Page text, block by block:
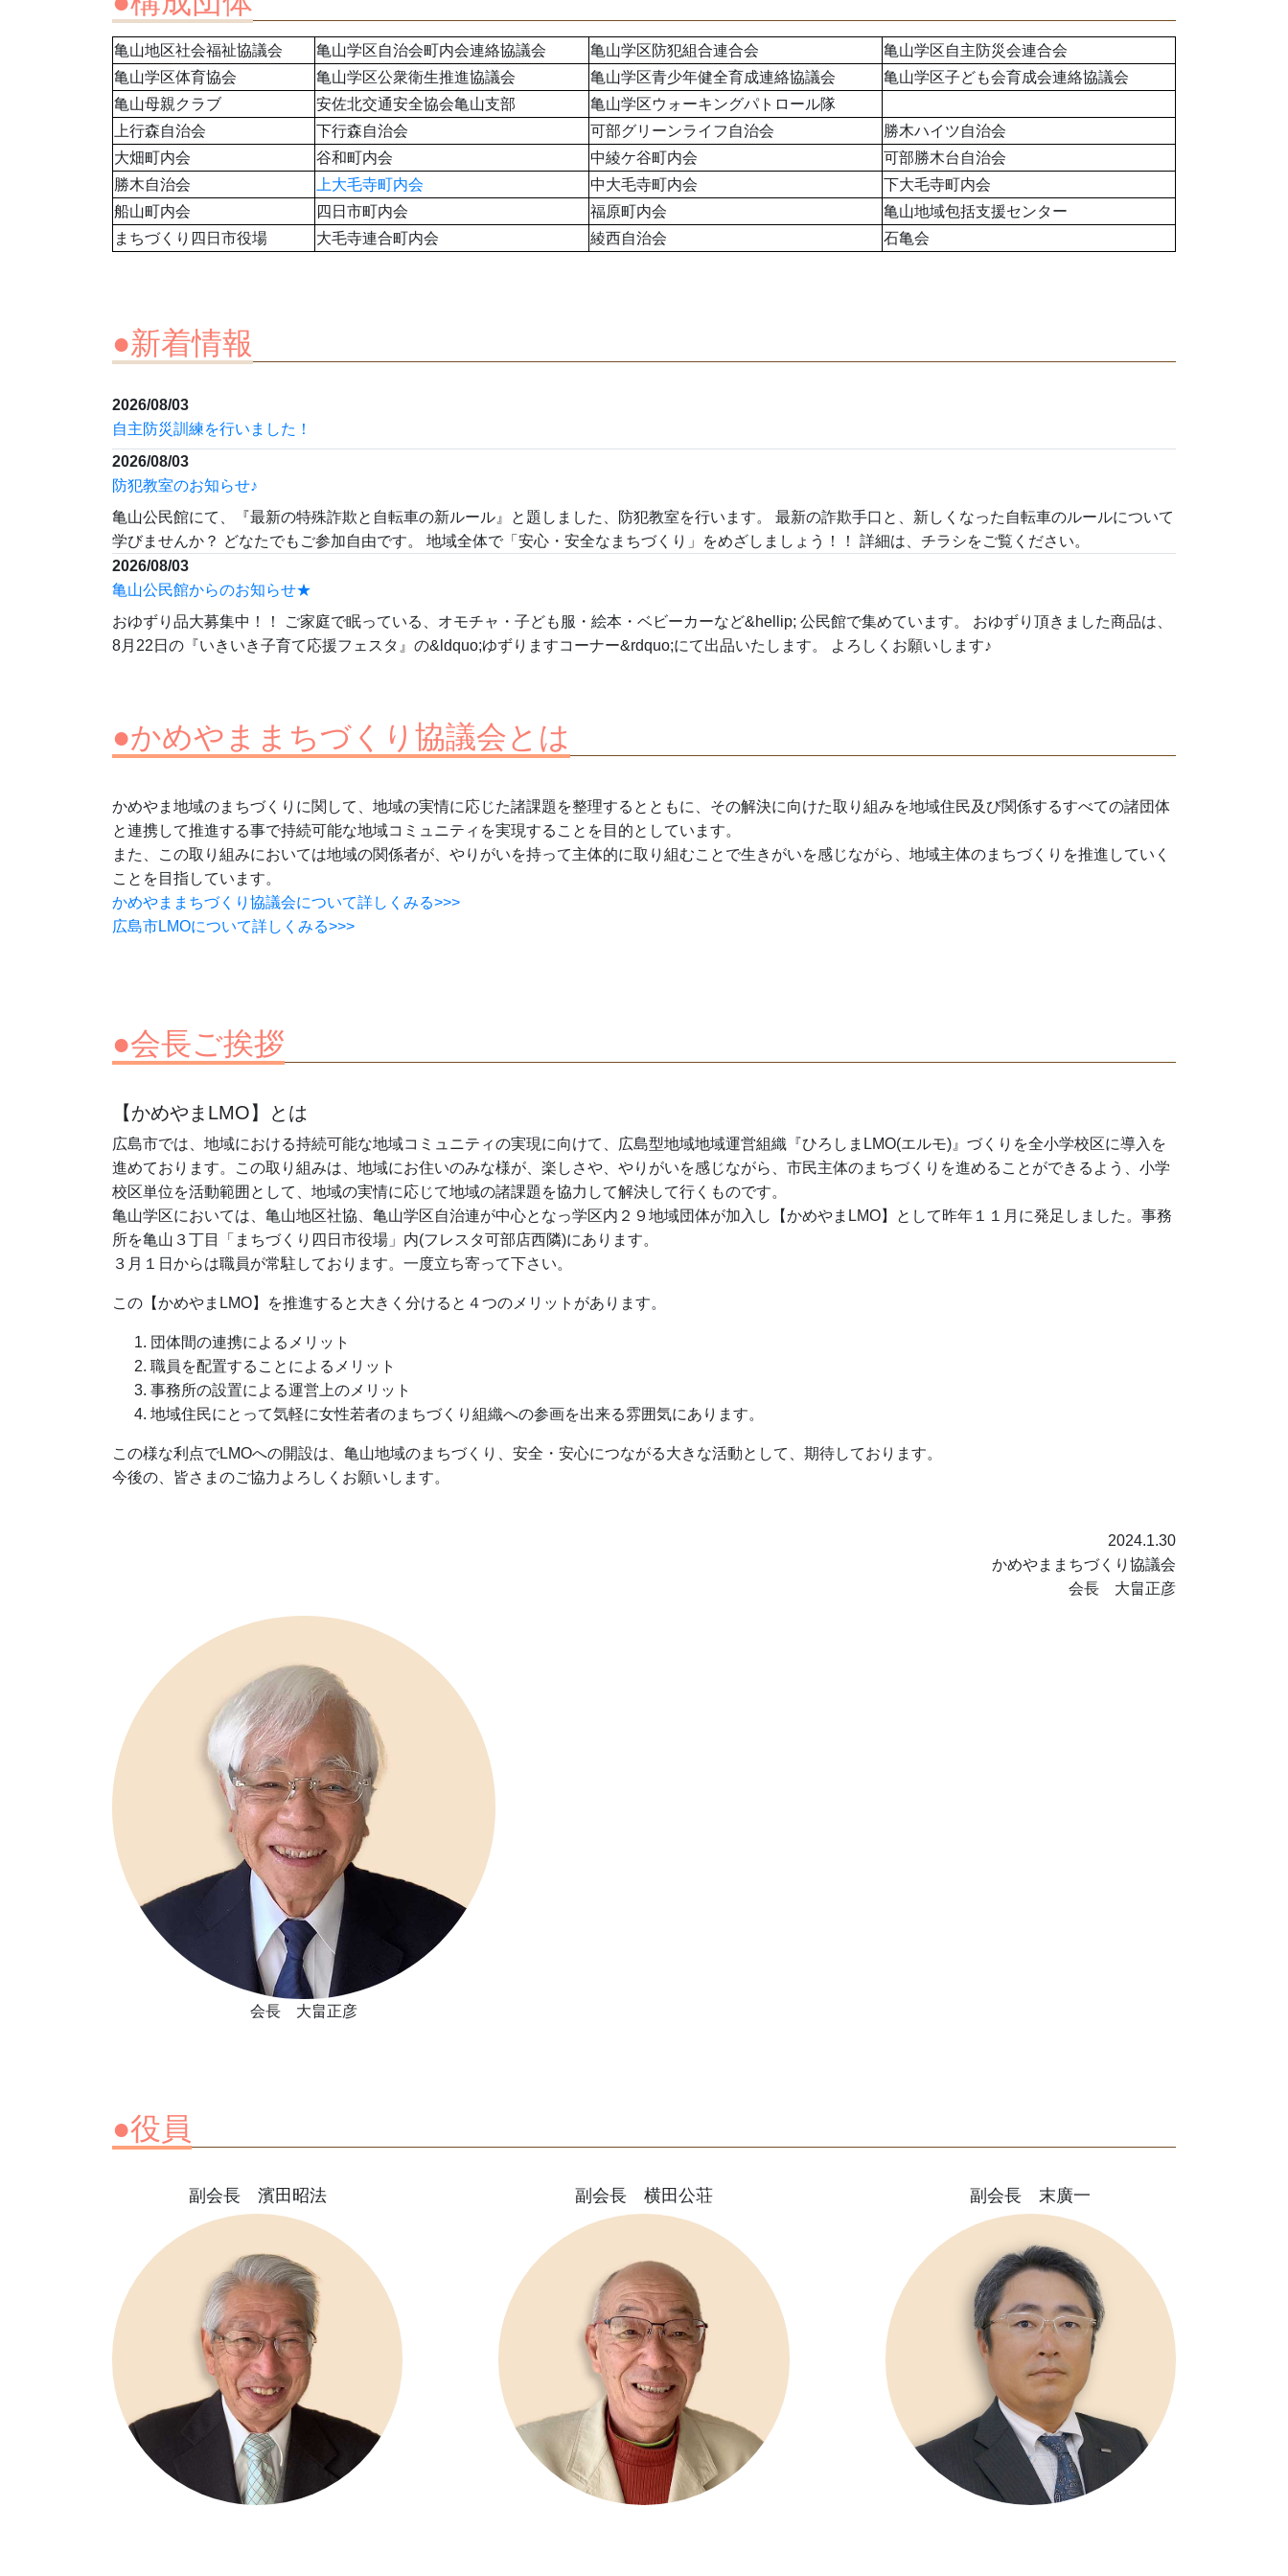
亀山地区社会福祉協議会 亀山学区自治会町内会連絡協議会 亀山学区防犯組合連合会
亀山学区自主防災会連合会
亀山学区体育協会
亀山学区公衆衛生推進協議会 亀山学区青少年健全育成連絡協議会
亀山学区子ども会育成会連絡協議会
亀山母親クラブ
安佐北交通安全協会亀山支部
亀山学区ウォーキングパトロール隊
上行森自治会
下行森自治会 可部グリーンライフ自治会
勝木ハイツ自治会
大畑町内会
谷和町内会 中綾ケ谷町内会
可部勝木台自治会
勝木自治会
上大毛寺町内会 中大毛寺町内会
下大毛寺町内会
船山町内会
四日市町内会 福原町内会
亀山地域包括支援センター
まちづくり四日市役場
大毛寺連合町内会 綾西自治会 石亀会
●新着情報
2026/08/03
自主防災訓練を行いました！
2026/08/03
防犯教室のお知らせ♪
亀山公民館にて、『最新の特殊詐欺と自転車の新ルール』と題しました、防犯教室を行います。 最新の詐欺手口と、新しくなった自転車のルールについて
学びませんか？ どなたでもご参加自由です。 地域全体で「安心・安全なまちづくり」をめざしましょう！！ 詳細は、チラシをご覧ください。
2026/08/03
亀山公民館からのお知らせ★
おゆずり品大募集中！！ ご家庭で眠っている、オモチャ・子ども服・絵本・ベビーカーなど&hellip; 公民館で集めています。 おゆずり頂きました商品は、
8月22日の『いきいき子育て応援フェスタ』の&ldquo;ゆずりますコーナー&rdquo;にて出品いたします。 よろしくお願いします♪
●かめやままちづくり協議会とは
かめやま地域のまちづくりに関して、地域の実情に応じた諸課題を整理するとともに、その解決に向けた取り組みを地域住民及び関係するすべての諸団体
と連携して推進する事で持続可能な地域コミュニティを実現することを目的としています。
また、この取り組みにおいては地域の関係者が、やりがいを持って主体的に取り組むことで生きがいを感じながら、地域主体のまちづくりを推進していく
ことを目指しています。
かめやままちづくり協議会について詳しくみる>>>
広島市LMOについて詳しくみる>>>
●会長ご挨拶
【かめやまLMO】とは
広島市では、地域における持続可能な地域コミュニティの実現に向けて、広島型地域地域運営組織『ひろしまLMO(エルモ)』づくりを全小学校区に導入を
進めております。この取り組みは、地域にお住いのみな様が、楽しさや、やりがいを感じながら、市民主体のまちづくりを進めることができるよう、小学
校区単位を活動範囲として、地域の実情に応じて地域の諸課題を協力して解決して行くものです。
亀山学区においては、亀山地区社協、亀山学区自治連が中心となっ学区内２９地域団体が加入し【かめやまLMO】として昨年１１月に発足しました。事務
所を亀山３丁目「まちづくり四日市役場」内(フレスタ可部店西隣)にあります。
３月１日からは職員が常駐しております。一度立ち寄って下さい。
この【かめやまLMO】を推進すると大きく分けると４つのメリットがあります。
団体間の連携によるメリット
職員を配置することによるメリット
事務所の設置による運営上のメリット
地域住民にとって気軽に女性若者のまちづくり組織への参画を出来る雰囲気にあります。
この様な利点でLMOへの開設は、亀山地域のまちづくり、安全・安心につながる大きな活動として、期待しております。
今後の、皆さまのご協力よろしくお願いします。
2024.1.30
かめやままちづくり協議会
会長 大畠正彦
会長 大畠正彦
●役員
副会長 濱田昭法 副会長 横田公荘 副会長 末廣一